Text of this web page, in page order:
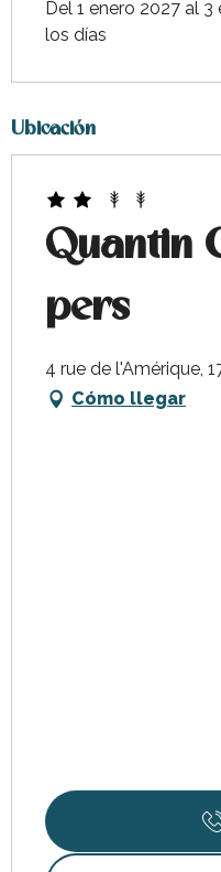
Del 1 enero 2027 al
los días
Ubicación
Quantin
pers
4 rue de l'Amérique,
Cómo llegar